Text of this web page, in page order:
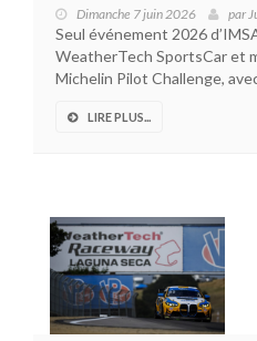
Dimanche 7 juin 2026 par
Seul événement 2026
WeatherTech SportsCar et
Michelin Pilot Challenge,
LIRE PLUS...